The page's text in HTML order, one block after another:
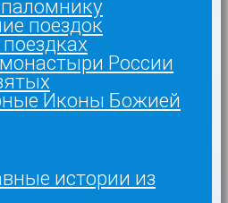
поездок
России
Иконы Божией
истории из